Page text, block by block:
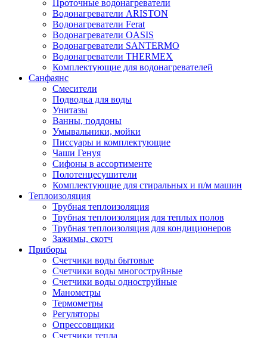
Проточные водонагреватели
Водонагреватели ARISTON
Водонагреватели Ferat
Водонагреватели OASIS
Водонагреватели SANTERMO
Водонагреватели THERMEX
Комплектующие для водонагревателей
Санфаянс
Смесители
Подводка для воды
Унитазы
Ванны, поддоны
Умывальники, мойки
Писсуары и комплектующие
Чаши Генуя
Сифоны в ассортименте
Полотенцесушители
Комплектующие для стиральных и п/м машин
Теплоизоляция
Трубная теплоизоляция
Трубная теплоизоляция для теплых полов
Трубная теплоизоляция для кондиционеров
Зажимы, скотч
Приборы
Счетчики воды бытовые
Счетчики воды многоструйные
Счетчики воды одноструйные
Манометры
Термометры
Регуляторы
Опрессовщики
Счетчики тепла